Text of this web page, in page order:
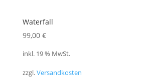
Waterfall
99,00 €
inkl. 19 % MwSt.
zzgl.Versandkosten